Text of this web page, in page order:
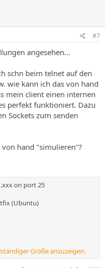
#7
angesehen...
schn beim telnet auf den
wie kann ich das von hand
mein client einen internen
perfekt funktioniert. Dazu
Sockets zum senden
hand "simulieren"?
on port 25
(Ubuntu)
Größe anzuzeigen.